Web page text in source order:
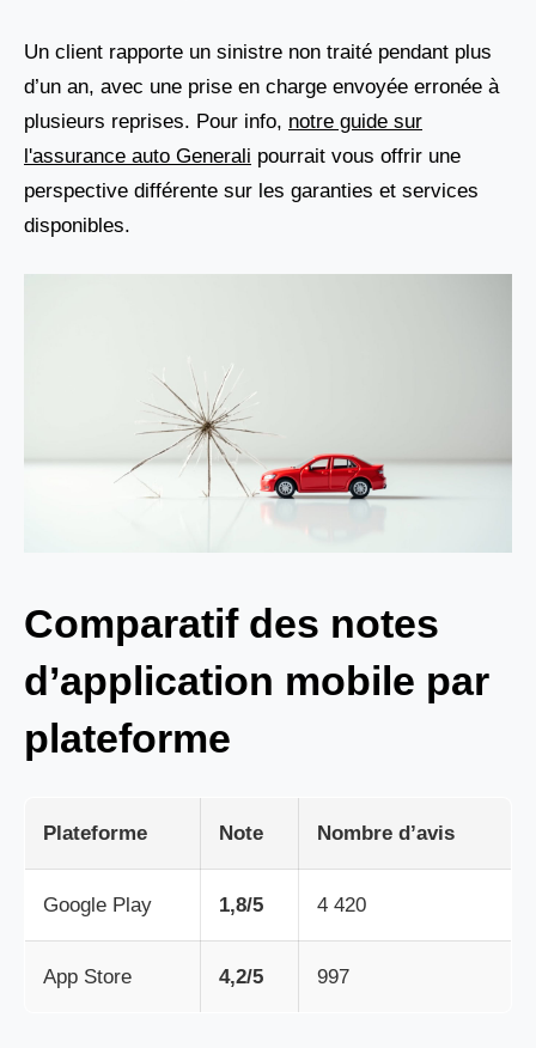
Un client rapporte un sinistre non traité pendant plus
d’un an, avec une prise en charge envoyée erronée à
plusieurs reprises. Pour info, notre guide sur
l'assurance auto Generali pourrait vous offrir une
perspective différente sur les garanties et services
disponibles.
Comparatif des notes
d’application mobile par
plateforme
Plateforme Note Nombre d’avis
Google Play 1,8/5 4 420
App Store 4,2/5 997